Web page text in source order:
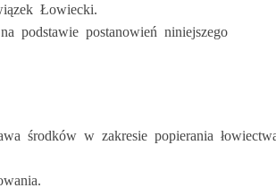
Łowiecki.
podstawie postanowień niniejszego
środków w zakresie popierania